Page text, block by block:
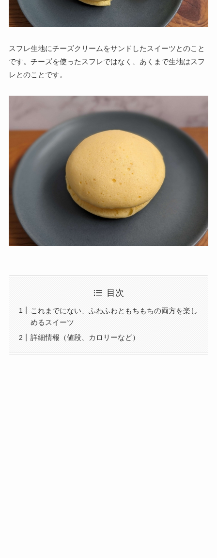
スフレ生地にチーズクリームをサンドしたスイーツとのこと
です。チーズを使ったスフレではなく、あくまで生地はスフ
レとのことです。
目次
これまでにない、ふわふわともちもちの両方を楽し
めるスイーツ
詳細情報（値段、カロリーなど）